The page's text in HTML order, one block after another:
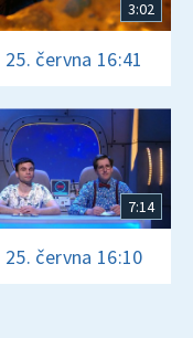
3:02
25. června 16:41
7:14
25. června 16:10